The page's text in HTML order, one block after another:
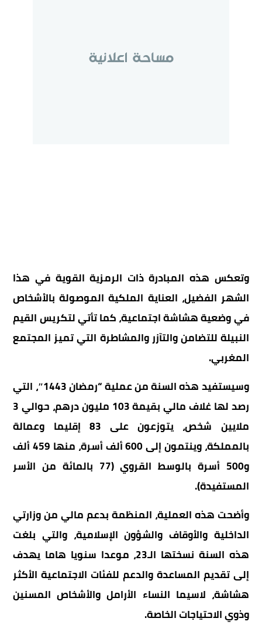
وتعكس هذه المبادرة ذات الرمزية القوية في هذا
الشهر الفضيل، العناية الملكية الموصولة بالأشخاص
في وضعية هشاشة اجتماعية، كما تأتي لتكريس القيم
النبيلة للتضامن والتآزر والمشاطرة التي تميز المجتمع
المغربي.
وسيستفيد هذه السنة من عملية “رمضان 1443″، التي
رصد لها غلاف مالي بقيمة 103 مليون درهم، حوالي 3
ملايين شخص، يتوزعون على 83 إقليما وعمالة
بالمملكة، وينتمون إلى 600 ألف أسرة، منها 459 ألف
و500 أسرة بالوسط القروي (77 بالمائة من الأسر
المستفيدة).
وأضحت هذه العملية، المنظمة بدعم مالي من وزارتي
الداخلية والأوقاف والشؤون الإسلامية، والتي بلغت
هذه السنة نسختها الـ23، موعدا سنويا هاما يهدف
إلى تقديم المساعدة والدعم للفئات الاجتماعية الأكثر
هشاشة، لاسيما النساء الأرامل والأشخاص المسنين
وذوي الاحتياجات الخاصة.